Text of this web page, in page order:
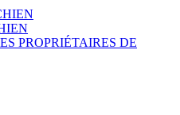
PROPRIÉTAIRES DE